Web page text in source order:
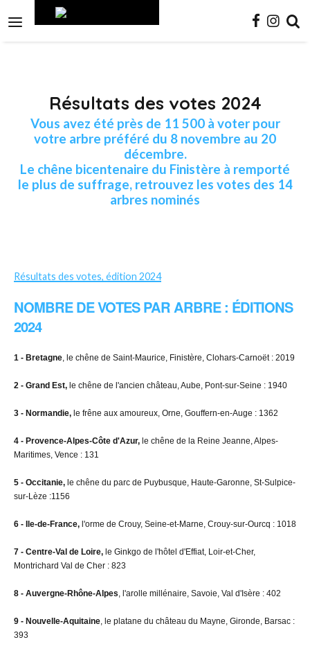
contenu.

Résultats des votes 2024
Vous avez été près de 11 500 à voter pour
votre arbre préféré du 8 novembre au 20
décembre.
Le chêne bicentenaire du Finistère à remporté
le plus de suffrage, retrouvez les votes des 14
arbres nominés
Résultats des votes, édition 2024
NOMBRE DE VOTES PAR ARBRE : ÉDITIONS
2024
1 - Bretagne, le chêne de Saint-Maurice, Finistère, Clohars-Carnoët : 2019
2 - Grand Est, le chêne de l'ancien château, Aube, Pont-sur-Seine : 1940
3 - Normandie, le frêne aux amoureux, Orne, Gouffern-en-Auge : 1362
4 - Provence-Alpes-Côte d'Azur, le chêne de la Reine Jeanne, Alpes-
Maritimes, Vence : 131
5 - Occitanie, le chêne du parc de Puybusque, Haute-Garonne, St-Sulpice-
sur-Lèze :1156
6 - Ile-de-France, l'orme de Crouy, Seine-et-Marne, Crouy-sur-Ourcq : 1018
7 - Centre-Val de Loire, le Ginkgo de l'hôtel d'Effiat, Loir-et-Cher,
Montrichard Val de Cher : 823
8 - Auvergne-Rhône-Alpes, l'arolle millénaire, Savoie, Val d'Isère : 402
9 - Nouvelle-Aquitaine, le platane du château du Mayne, Gironde, Barsac :
393